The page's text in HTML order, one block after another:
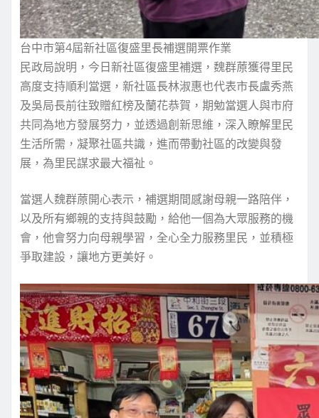
台中市第4屆新社區復盛里長補選開票作業
民政局說明，今日新社區復盛里補選，魏群蒝獲得里民
高度支持順利當選，新社區長林淑惠也代表市長盧秀燕
及吳局長前往致贈紅榜及蘭花恭賀，期勉當選人與市府
共同為地方發展努力，並透過創新思維，深入瞭解里民
生活所需，凝聚社區共識，進而帶動社區的改變與發
展，為里民謀求最大福祉。
當選人魏群蒝開心表示，補選期間感謝母親一路陪伴，
以及所有鄉親的支持與鼓勵，給他一個為大眾服務的機
會，他會努力向母親學習，全心全力服務里民，並積極
爭取建設，讓地方更美好。